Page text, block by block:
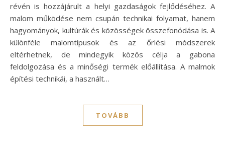
révén is hozzájárult a helyi gazdaságok fejlődéséhez. A
malom működése nem csupán technikai folyamat, hanem
hagyományok, kultúrák és közösségek összefonódása is. A
különféle malomtípusok és az őrlési módszerek
eltérhetnek, de mindegyik közös célja a gabona
feldolgozása és a minőségi termék előállítása. A malmok
építési technikái, a használt…
TOVÁBB